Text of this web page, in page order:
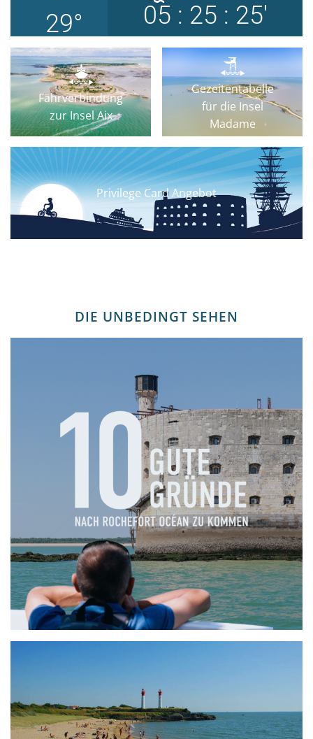
29° 05 : 25 : 24'
Fährverbindung
zur Insel Aix
Gezeitentabelle
für die Insel
Madame
Privilege Card Angebot
DIE UNBEDINGT SEHEN